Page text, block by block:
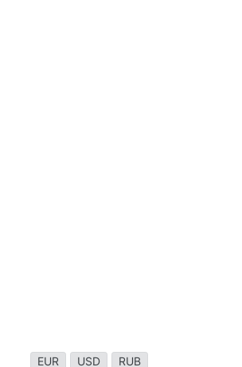
EUR USD RUB